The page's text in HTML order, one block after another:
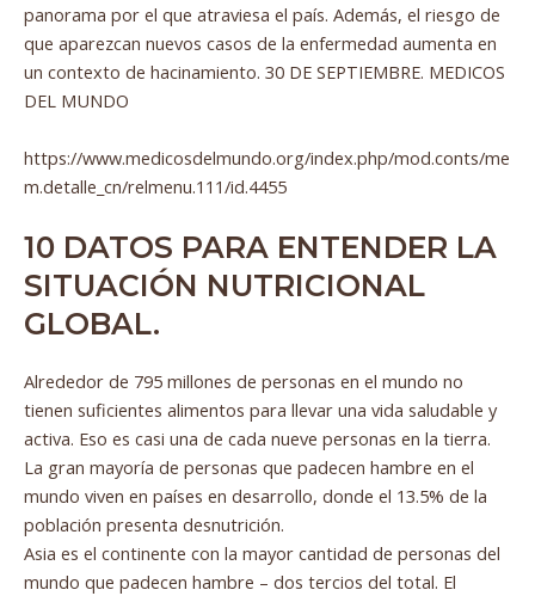
panorama por el que atraviesa el país. Además, el riesgo de
que aparezcan nuevos casos de la enfermedad aumenta en
un contexto de hacinamiento. 30 DE SEPTIEMBRE. MEDICOS
DEL MUNDO
https://www.medicosdelmundo.org/index.php/mod.conts/me
m.detalle_cn/relmenu.111/id.4455
10 DATOS PARA ENTENDER LA
SITUACIÓN NUTRICIONAL
GLOBAL.
Alrededor de 795 millones de personas en el mundo no
tienen suficientes alimentos para llevar una vida saludable y
activa. Eso es casi una de cada nueve personas en la tierra.
La gran mayoría de personas que padecen hambre en el
mundo viven en países en desarrollo, donde el 13.5% de la
población presenta desnutrición.
Asia es el continente con la mayor cantidad de personas del
mundo que padecen hambre – dos tercios del total. El